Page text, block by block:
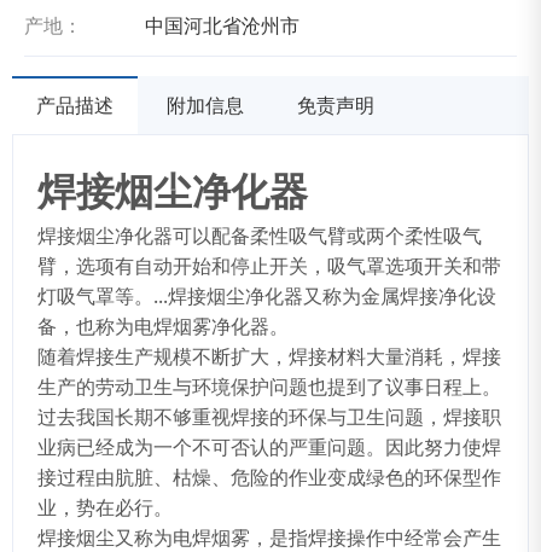
产地：
中国河北省沧州市
产品描述 附加信息 免责声明
焊接烟尘净化器
焊接烟尘净化器可以配备柔性吸气臂或两个柔性吸气
臂，选项有自动开始和停止开关，吸气罩选项开关和带
灯吸气罩等。...焊接烟尘净化器又称为金属焊接净化设
备，也称为电焊烟雾净化器。
随着焊接生产规模不断扩大，焊接材料大量消耗，焊接
生产的劳动卫生与环境保护问题也提到了议事日程上。
过去我国长期不够重视焊接的环保与卫生问题，焊接职
业病已经成为一个不可否认的严重问题。因此努力使焊
接过程由肮脏、枯燥、危险的作业变成绿色的环保型作
业，势在必行。
焊接烟尘又称为电焊烟雾，是指焊接操作中经常会产生